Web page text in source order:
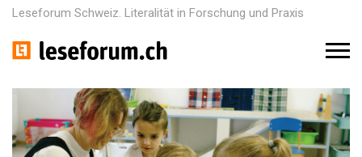
Leseforum Schweiz. Literalität in Forschung und Praxis
M
u